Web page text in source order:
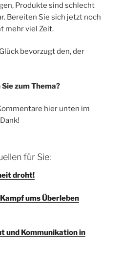
Produkte sind schlecht
Bereiten Sie sich jetzt noch
mehr viel Zeit.
bevorzugt den, der
zum Thema?
hier unten im
für Sie:
droht!
ums Überleben
und Kommunikation in